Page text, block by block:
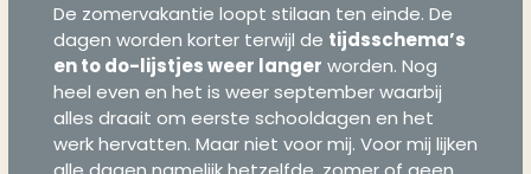
De zomervakantie loopt stilaan ten einde. De
dagen worden korter terwijl de tijdsschema’s
en to do-lijstjes weer langer worden. Nog
heel even en het is weer september waarbij
alles draait om eerste schooldagen en het
werk hervatten. Maar niet voor mij. Voor mij lijken